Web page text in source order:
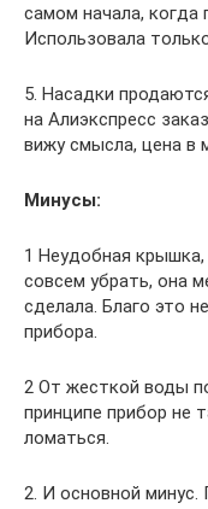
самом начала, когда
Использовала
5. Насадки
на Алиэкспресс
вижу смысла, цена в
Минусы:
1 Неудобная крышка,
совсем убрать, она
сделала. Благо это
прибора.
2 От жесткой воды
принципе прибор не
ломаться.
2. И основной минус.